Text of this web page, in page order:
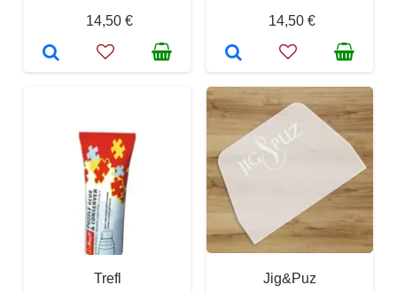
14,50 €
14,50 €
Trefl Jig&Puz